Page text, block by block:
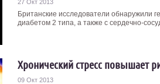
27 Окт 2013
Британские исследователи обнаружили
диабетом 2 типа, а также с сердечно-
Хронический стресс повышает
09 Окт 2013